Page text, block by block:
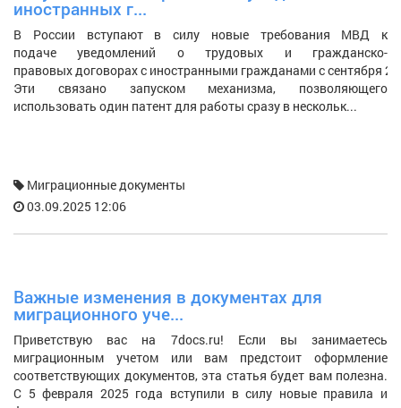
иностранных г...
В России вступают в силу новые требования МВД к
подаче уведомлений о трудовых и гражданско-
правовых договорах с иностранными гражданами с сентября
Эти связано запуском механизма, позволяющего
использовать один патент для работы сразу в нескольк...
Миграционные документы
03.09.2025 12:06
Важные изменения в документах для
миграционного уче...
Приветствую вас на 7docs.ru! Если вы занимаетесь
миграционным учетом или вам предстоит оформление
соответствующих документов, эта статья будет вам полезна.
С 5 февраля 2025 года вступили в силу новые правила и